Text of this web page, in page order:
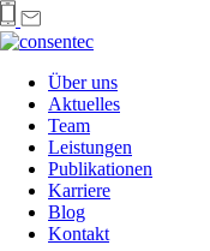
Über uns
Aktuelles
Team
Leistungen
Publikationen
Karriere
Blog
Kontakt